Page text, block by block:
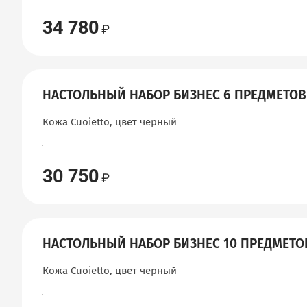
34 780
НАСТОЛЬНЫЙ НАБОР БИЗНЕС 6 ПРЕДМЕТОВ
Кожа Cuoietto, цвет черный
30 750
НАСТОЛЬНЫЙ НАБОР БИЗНЕС 10
Кожа Cuoietto, цвет черный